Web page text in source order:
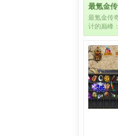
最氪金
最氪金传
计的巅峰
让你战力